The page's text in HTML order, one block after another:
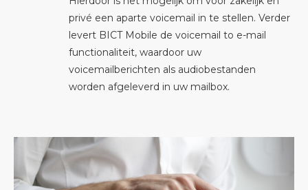
privé een aparte voicemail in te stellen. Verder
levert BICT Mobile de voicemail to e-mail
functionaliteit, waardoor uw
voicemailberichten als audiobestanden
worden afgeleverd in uw mailbox.